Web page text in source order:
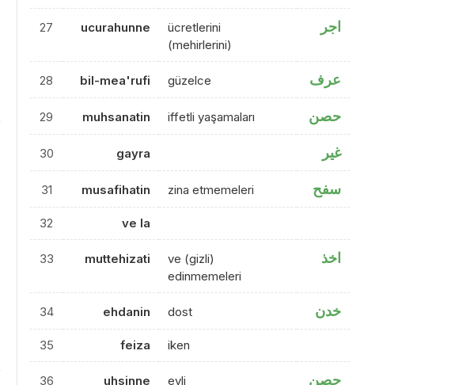
27 ucurahunne
ücretlerini
(mehirlerini)
اجر
28 bil-mea'rufi güzelce عرف
29 muhsanatin iffetli yaşamaları حصن
30 gayra غير
31 musafihatin zina etmemeleri سفح
32 ve la
33 muttehizati
ve (gizli)
edinmemeleri
اخذ
34 ehdanin dost خدن
35 feiza iken
36 uhsinne evli حصن